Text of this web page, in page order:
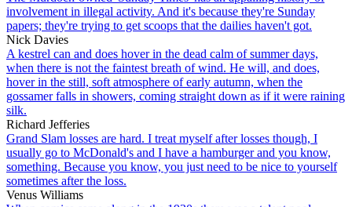
involvement in illegal activity. And it's because they're Sunday
papers; they're trying to get scoops that the dailies haven't got.
Nick Davies
A kestrel can and does hover in the dead calm of summer days,
when there is not the faintest breath of wind. He will, and does,
hover in the still, soft atmosphere of early autumn, when the
gossamer falls in showers, coming straight down as if it were raining
silk.
Richard Jefferies
Grand Slam losses are hard. I treat myself after losses though, I
usually go to McDonald's and I have a hamburger and you know,
something. Because you know, you just need to be nice to yourself
sometimes after the loss.
Venus Williams